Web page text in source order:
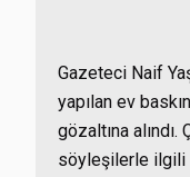
Gazeteci Naif
yapılan ev
gözaltına
söyleşilerle ilgili